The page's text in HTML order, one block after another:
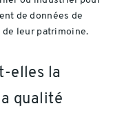
de données de
leur patrimoine.
elles la
qualité